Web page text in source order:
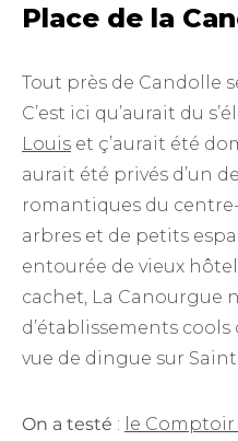
Place de la
Tout près de Candolle
C’est ici qu’aurait du
Louis et ç’aurait été
aurait été privés d’un
romantiques du
arbres et de petits
entourée de vieux
cachet, La Canourgue
d’établissements cools
vue de dingue sur
On a testé : le Comptoir